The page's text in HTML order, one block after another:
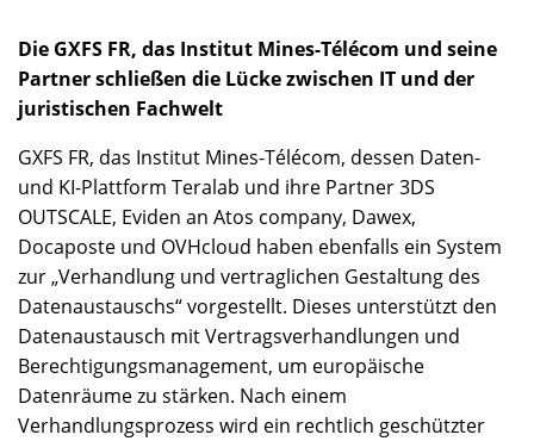
Die GXFS FR, das Institut Mines-Télécom und seine
Partner schließen die Lücke zwischen IT und der
juristischen Fachwelt
GXFS FR, das Institut Mines-Télécom, dessen Daten-
und KI-Plattform Teralab und ihre Partner 3DS
OUTSCALE, Eviden an Atos company, Dawex,
Docaposte und OVHcloud haben ebenfalls ein System
zur „Verhandlung und vertraglichen Gestaltung des
Datenaustauschs“ vorgestellt. Dieses unterstützt den
Datenaustausch mit Vertragsverhandlungen und
Berechtigungsmanagement, um europäische
Datenräume zu stärken. Nach einem
Verhandlungsprozess wird ein rechtlich geschützter